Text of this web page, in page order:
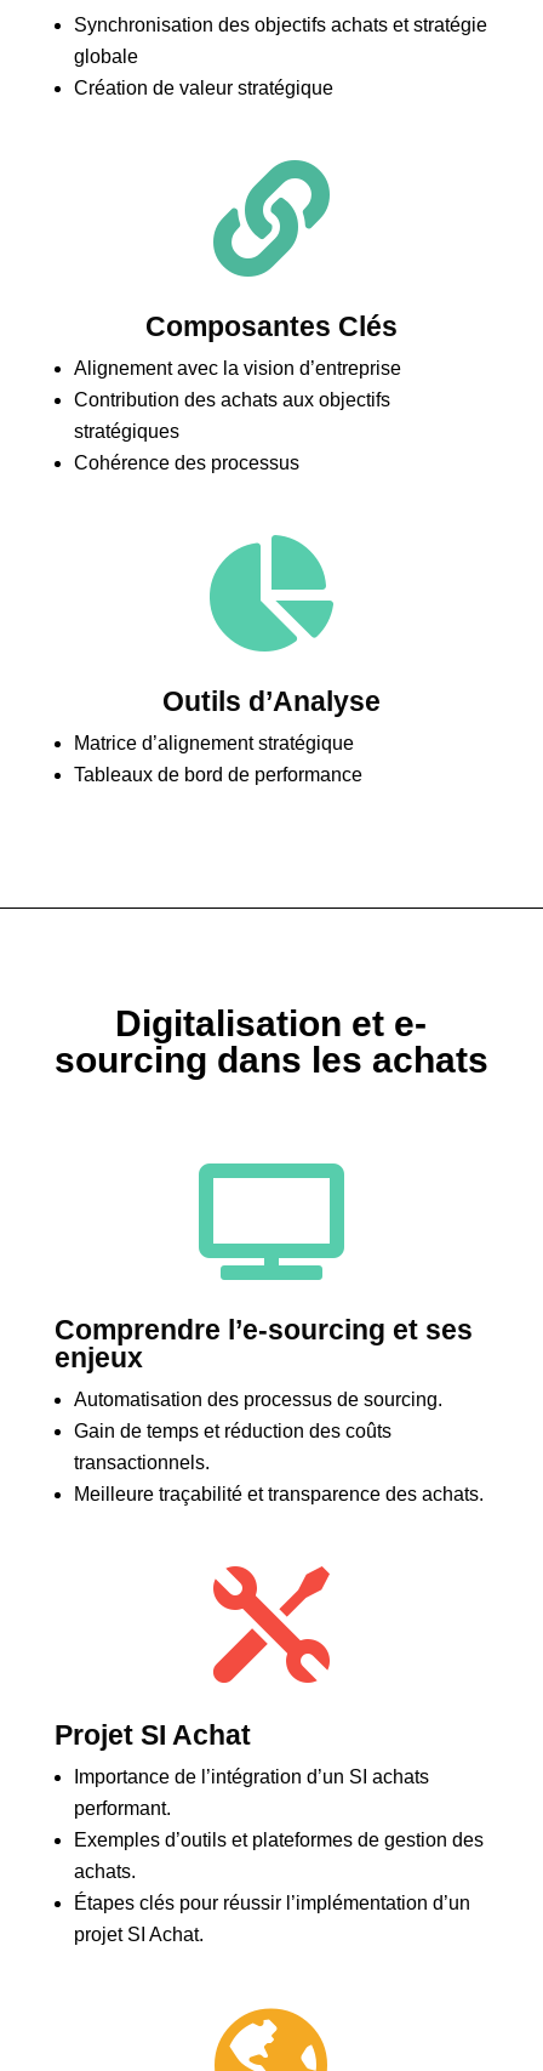
Synchronisation des objectifs achats et stratégie
globale
Création de valeur stratégique

Composantes Clés
Alignement avec la vision d’entreprise
Contribution des achats aux objectifs
stratégiques
Cohérence des processus

Outils d’Analyse
Matrice d’alignement stratégique
Tableaux de bord de performance
Digitalisation et e-
sourcing dans les achats

Comprendre l’e-sourcing et ses
enjeux
Automatisation des processus de sourcing.
Gain de temps et réduction des coûts
transactionnels.
Meilleure traçabilité et transparence des achats.

Projet SI Achat
Importance de l’intégration d’un SI achats
performant.
Exemples d’outils et plateformes de gestion des
achats.
Étapes clés pour réussir l’implémentation d’un
projet SI Achat.